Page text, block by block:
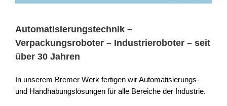
Automatisierungstechnik –
Verpackungsroboter – Industrieroboter – seit
über 30 Jahren
In unserem Bremer Werk fertigen wir Automatisierungs-
und Handhabungslösungen für alle Bereiche der Industrie.